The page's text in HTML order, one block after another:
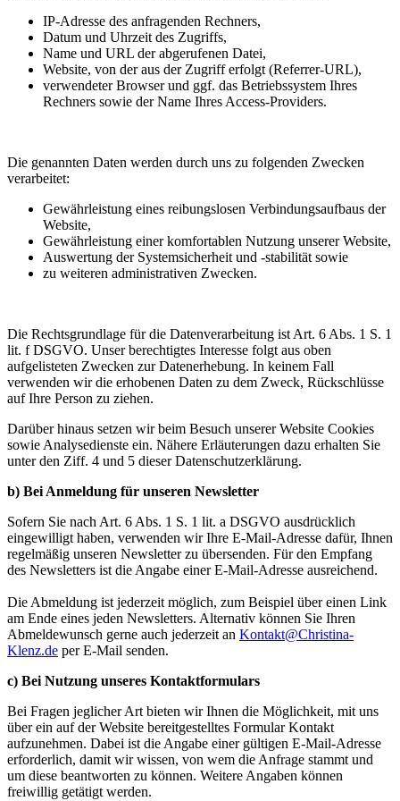
IP-Adresse des anfragenden Rechners,
Datum und Uhrzeit des Zugriffs,
Name und URL der abgerufenen Datei,
Website, von der aus der Zugriff erfolgt (Referrer-URL),
verwendeter Browser und ggf. das Betriebssystem Ihres
Rechners sowie der Name Ihres Access-Providers.
Die genannten Daten werden durch uns zu folgenden Zwecken
verarbeitet:
Gewährleistung eines reibungslosen Verbindungsaufbaus der
Website,
Gewährleistung einer komfortablen Nutzung unserer Website,
Auswertung der Systemsicherheit und -stabilität sowie
zu weiteren administrativen Zwecken.
Die Rechtsgrundlage für die Datenverarbeitung ist Art. 6 Abs. 1 S. 1
lit. f DSGVO. Unser berechtigtes Interesse folgt aus oben
aufgelisteten Zwecken zur Datenerhebung. In keinem Fall
verwenden wir die erhobenen Daten zu dem Zweck, Rückschlüsse
auf Ihre Person zu ziehen.
Darüber hinaus setzen wir beim Besuch unserer Website Cookies
sowie Analysedienste ein. Nähere Erläuterungen dazu erhalten Sie
unter den Ziff. 4 und 5 dieser Datenschutzerklärung.
b) Bei Anmeldung für unseren Newsletter
Sofern Sie nach Art. 6 Abs. 1 S. 1 lit. a DSGVO ausdrücklich
eingewilligt haben, verwenden wir Ihre E-Mail-Adresse dafür, Ihnen
regelmäßig unseren Newsletter zu übersenden. Für den Empfang
des Newsletters ist die Angabe einer E-Mail-Adresse ausreichend.
Die Abmeldung ist jederzeit möglich, zum Beispiel über einen Link
am Ende eines jeden Newsletters. Alternativ können Sie Ihren
Abmeldewunsch gerne auch jederzeit an Kontakt@Christina-
Klenz.de per E-Mail senden.
c) Bei Nutzung unseres Kontaktformulars
Bei Fragen jeglicher Art bieten wir Ihnen die Möglichkeit, mit uns
über ein auf der Website bereitgestelltes Formular Kontakt
aufzunehmen. Dabei ist die Angabe einer gültigen E-Mail-Adresse
erforderlich, damit wir wissen, von wem die Anfrage stammt und
um diese beantworten zu können. Weitere Angaben können
freiwillig getätigt werden.